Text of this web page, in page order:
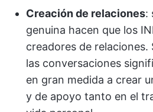
Creación de relaciones:
genuina hacen que los
creadores de relaciones.
las conversaciones
en gran medida a crear
y de apoyo tanto en el